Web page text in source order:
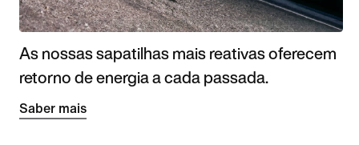
As nossas sapatilhas mais reativas oferecem
retorno de energia a cada passada.
Saber mais